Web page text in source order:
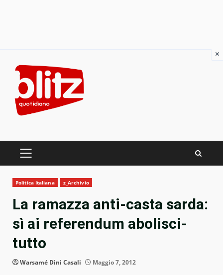
content
PRIMARY
Politica Italiana z_Archivio
La ramazza anti-casta sarda:
sì ai referendum abolisci-
tutto
Warsamé Dini Casali Maggio 7, 2012
×